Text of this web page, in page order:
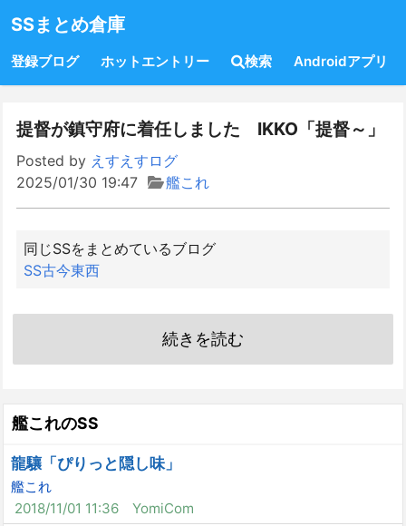
SSまとめ倉庫
登録ブログ ホットエントリー 検索 Androidアプリ
提督が鎮守府に着任しました IKKO「提督～」
Posted by えすえすログ
2025/01/30 19:47
艦これ
同じSSをまとめているブログ
SS古今東西
続きを読む
艦これのSS
龍驤「ぴりっと隠し味」
艦これ
2018/11/01 11:36
YomiCom